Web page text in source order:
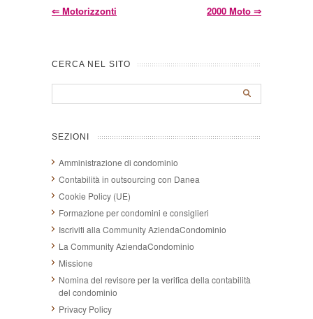
⇐ Motorizzonti 2000 Moto ⇒
CERCA NEL SITO
SEZIONI
Amministrazione di condominio
Contabilità in outsourcing con Danea
Cookie Policy (UE)
Formazione per condomini e consiglieri
Iscriviti alla Community AziendaCondominio
La Community AziendaCondominio
Missione
Nomina del revisore per la verifica della contabilità
del condominio
Privacy Policy